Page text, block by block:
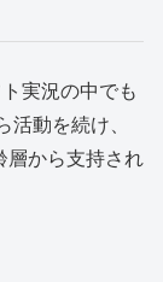
実況の中でも
動を続け、
層から支持され